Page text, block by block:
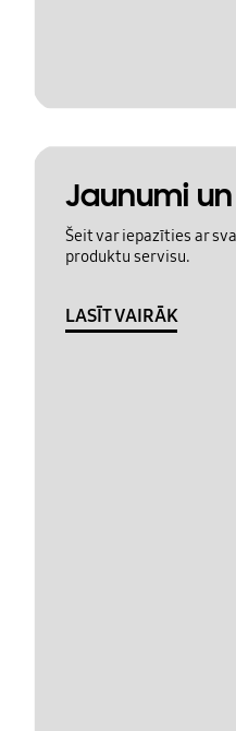
Jaunumi
Šeit var iepazīties ar
produktu servisu.
LASĪT VAIRĀK